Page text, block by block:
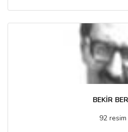
BEKİR
92 resim